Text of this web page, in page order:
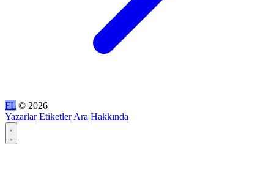
FL © 2026
Yazarlar Etiketler Ara Hakkında